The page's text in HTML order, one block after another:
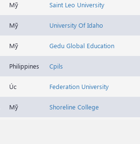
Mỹ Saint Leo University
Mỹ University Of Idaho
Mỹ Gedu Global Education
Philippines Cpils
Úc Federation University
Mỹ Shoreline College